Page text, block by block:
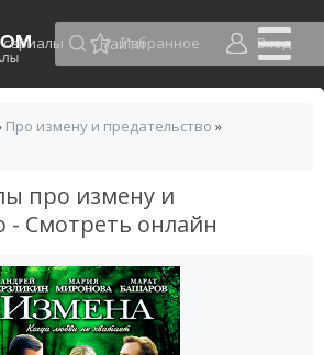
сериалы Избранное Вход
Про измену и предательство »
про измену и
- Смотреть онлайн